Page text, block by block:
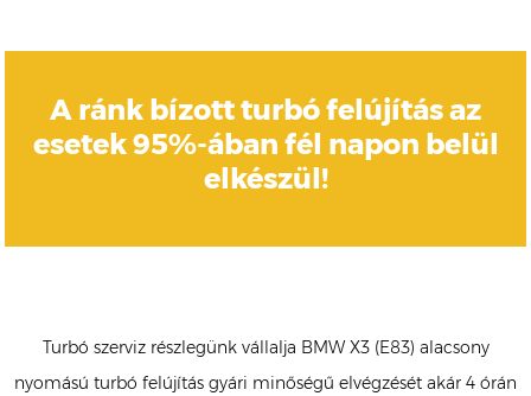
A ránk bízott turbó felújítás az
esetek 95%-ában fél napon belül
elkészül!
Turbó szerviz részlegünk vállalja BMW X3 (E83) alacsony
nyomású turbó felújítás gyári minőségű elvégzését akár 4 órán